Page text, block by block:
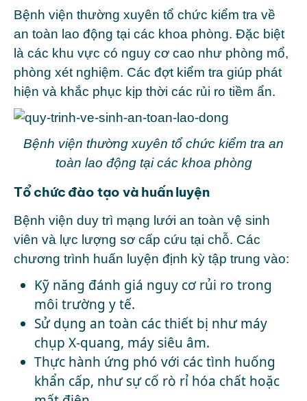
Bệnh viện thường xuyên tổ chức kiểm tra về
an toàn lao động tại các khoa phòng. Đặc biệt
là các khu vực có nguy cơ cao như phòng mổ,
phòng xét nghiệm. Các đợt kiểm tra giúp phát
hiện và khắc phục kịp thời các rủi ro tiềm ẩn.
Bệnh viện thường xuyên tổ chức kiểm tra an
toàn lao động tại các khoa phòng
Tổ chức đào tạo và huấn luyện
Bệnh viện duy trì mạng lưới an toàn vệ sinh
viên và lực lượng sơ cấp cứu tại chỗ. Các
chương trình huấn luyện định kỳ tập trung vào:
Kỹ năng đánh giá nguy cơ rủi ro trong
môi trường y tế.
Sử dụng an toàn các thiết bị như máy
chụp X-quang, máy siêu âm.
Thực hành ứng phó với các tình huống
khẩn cấp, như sự cố rò rỉ hóa chất hoặc